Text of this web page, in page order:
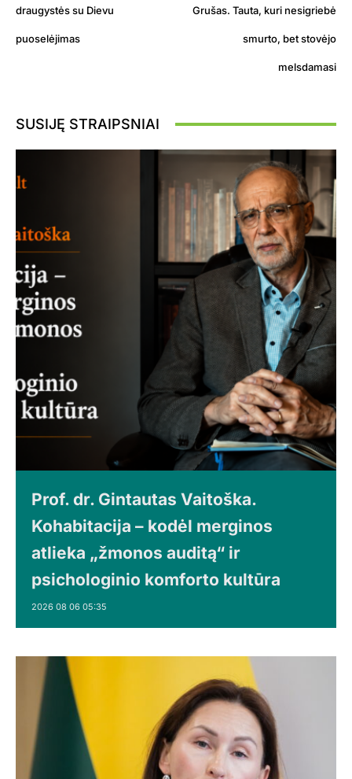
draugystės su Dievu
puoselėjimas
Grušas. Tauta, kuri nesigriebė
smurto, bet stovėjo
melsdamasi
SUSIJĘ STRAIPSNIAI
Prof. dr. Gintautas Vaitoška.
Kohabitacija – kodėl merginos
atlieka „žmonos auditą“ ir
psichologinio komforto kultūra
2026 08 06 05:35